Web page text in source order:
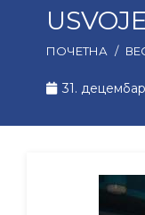
ПОЧЕТНА /
31.